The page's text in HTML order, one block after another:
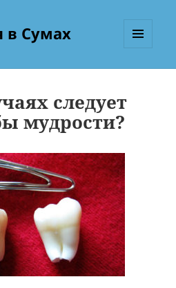
в Сумах
следует
мудрости?